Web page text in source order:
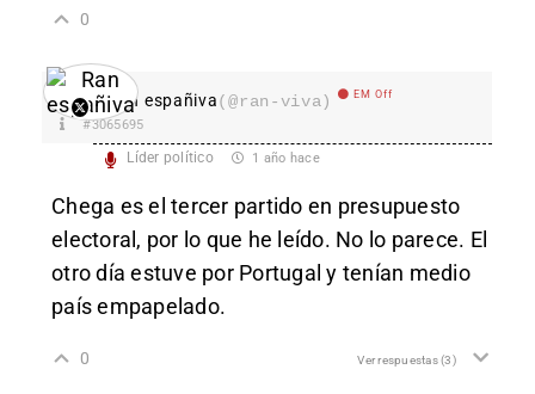
0
Ran españiva(@ran-viva) EM Off
#3065695
Líder político 1 año hace
Chega es el tercer partido en presupuesto
electoral, por lo que he leído. No lo parece. El
otro día estuve por Portugal y tenían medio
país empapelado.
0 Ver respuestas(3)